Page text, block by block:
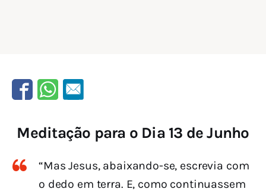
Meditação para o Dia 13 de Junho
“Mas Jesus, abaixando-se, escrevia com
o dedo em terra. E, como continuassem